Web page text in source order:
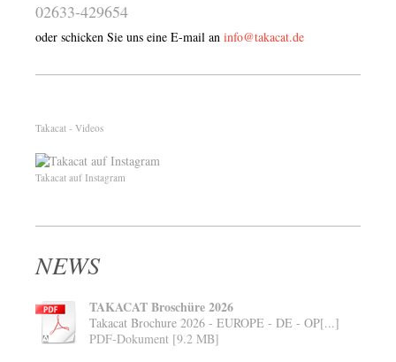
02633-429654
oder schicken Sie uns eine E-mail an info@takacat.de
Takacat - Videos
Takacat auf Instagram
NEWS
TAKACAT Broschüre 2026
Takacat Brochure 2026 - EUROPE - DE - OP[...]
PDF-Dokument [9.2 MB]